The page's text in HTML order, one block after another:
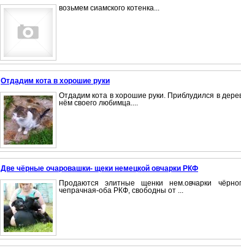
возьмем сиамского котенка...
Отдадим кота в хорошие руки
Отдадим кота в хорошие руки. Приблудился в
нём своего любимца....
Две чёрные очаровашки- щеки немецкой овчарки РКФ
Продаются элитные щенки нем.овчарки
чепрачная-оба РКФ, свободны от ...